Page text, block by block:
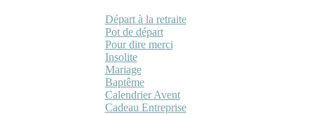
Départ à la retraite
Pot de départ
Pour dire merci
Insolite
Mariage
Baptême
Calendrier Avent
Cadeau Entreprise